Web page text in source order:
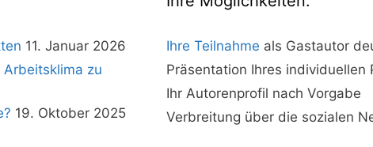
11. Januar 2026
zu
19. Oktober 2025
Ihre Teilnahme als Gastautor
Präsentation Ihres individuellen
Ihr Autorenprofil nach Vorgabe
Verbreitung über die sozialen